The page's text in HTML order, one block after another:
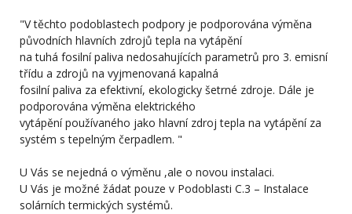
"V těchto podoblastech podpory je podporována výměna
původních hlavních zdrojů tepla na vytápění
na tuhá fosilní paliva nedosahujících parametrů pro 3. emisní
třídu a zdrojů na vyjmenovaná kapalná
fosilní paliva za efektivní, ekologicky šetrné zdroje. Dále je
podporována výměna elektrického
vytápění používaného jako hlavní zdroj tepla na vytápění za
systém s tepelným čerpadlem. "
U Vás se nejedná o výměnu ,ale o novou instalaci.
U Vás je možné žádat pouze v Podoblasti C.3 – Instalace
solárních termických systémů.